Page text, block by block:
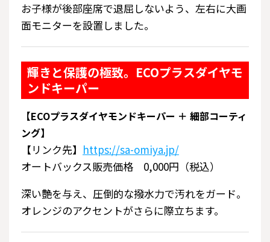
お子様が後部座席で退屈しないよう、左右に大画
面モニターを設置しました。
輝きと保護の極致。ECOプラスダイヤモ
ンドキーパー
【ECOプラスダイヤモンドキーパー ＋ 細部コーティ
ング】
【リンク先】 https://sa-omiya.jp/
オートバックス販売価格 0,000円（税込）
深い艶を与え、圧倒的な撥水力で汚れをガード。
オレンジのアクセントがさらに際立ちます。